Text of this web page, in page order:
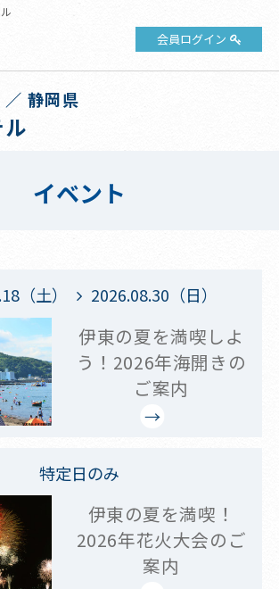
会員ログイン
静岡県
イベント
（土） 2026.08.30（日）
伊東の夏を満喫しよ
う！2026年海開きの
ご案内
特定日のみ
伊東の夏を満喫！
2026年花火大会のご
案内